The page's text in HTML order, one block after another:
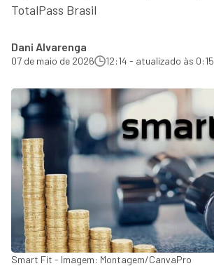
TotalPass Brasil
Dani Alvarenga
07 de maio de 2026 12:14 - atualizado às 0:15
Smart Fit - Imagem: Montagem/CanvaPro